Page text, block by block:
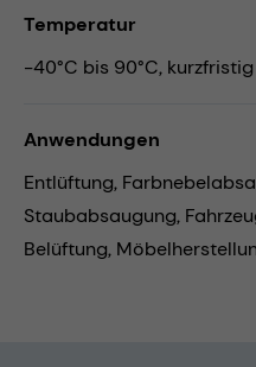
Temperatur
-40°C bis 90°C,
Anwendungen
Entlüftung,
Staubabsaugung,
Belüftung,